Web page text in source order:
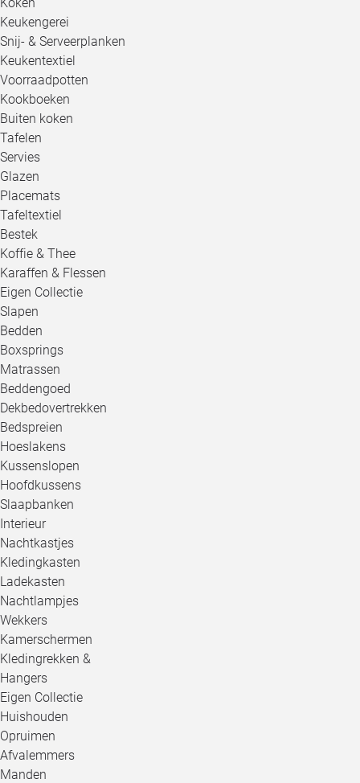
Keukengerei
Snij- & Serveerplanken
Keukentextiel
Voorraadpotten
Kookboeken
Buiten koken
Tafelen
Servies
Glazen
Placemats
Tafeltextiel
Bestek
Koffie & Thee
Karaffen & Flessen
Eigen Collectie
Slapen
Bedden
Boxsprings
Matrassen
Beddengoed
Dekbedovertrekken
Bedspreien
Hoeslakens
Kussenslopen
Hoofdkussens
Slaapbanken
Interieur
Nachtkastjes
Kledingkasten
Ladekasten
Nachtlampjes
Wekkers
Kamerschermen
Kledingrekken &
Hangers
Eigen Collectie
Huishouden
Opruimen
Afvalemmers
Manden